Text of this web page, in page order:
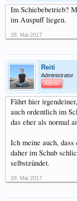
Im Schiebebetrieb?
im Auspuff liegen.
28. Mai 2017
Reiti
Administrator
Admin
Fährt hier
auch ordentlich im
das eher als normal
Ich meine auch,
daher im Schub
selbstzündet.
28. Mai 2017